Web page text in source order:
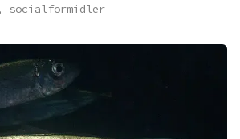
socialformidler